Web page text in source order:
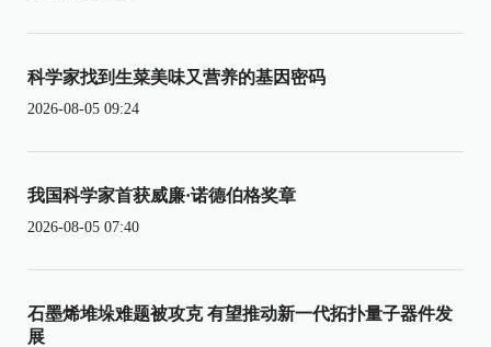
科学家找到生菜美味又营养的基因密码
2026-08-05 09:24
我国科学家首获威廉·诺德伯格奖章
2026-08-05 07:40
石墨烯堆垛难题被攻克 有望推动新一代拓扑量子器件发
展